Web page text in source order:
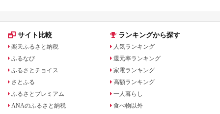
サイト比較
楽天ふるさと納税
ふるなび
ふるさとチョイス
さとふる
ふるさとプレミアム
ANAのふるさと納税
ランキングから探す
人気ランキング
還元率ランキング
家電ランキング
高額ランキング
一人暮らし
食べ物以外